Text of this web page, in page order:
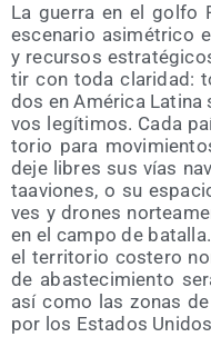
La gue­rra en el gol­fo
esce­na­rio asi­mé­tri­co
y recur­sos
tir con toda cla­ri­dad:
dos en Amé­ri­ca
vos legí­ti­mos. Cada
to­rio para
deje libres sus vías
ta­avio­nes, o su
ves y dro­nes
en el cam­po de
el terri­to­rio cos­te­ro
de abas­te­ci­mien­to
así como las zonas
por los Esta­dos